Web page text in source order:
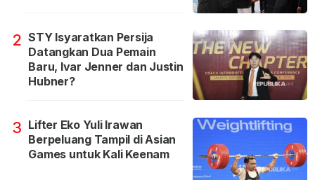
2 STY Isyaratkan Persija
Datangkan Dua Pemain
Baru, Ivar Jenner dan Justin
Hubner?
3 Lifter Eko Yuli Irawan
Berpeluang Tampil di Asian
Games untuk Kali Keenam